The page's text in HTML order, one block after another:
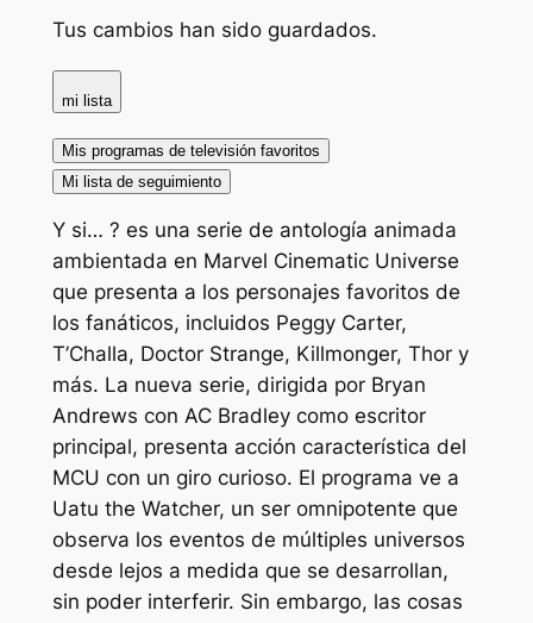
Tus cambios han sido guardados.
mi lista
Mis programas de televisión favoritos
Mi lista de seguimiento
Y si… ? es una serie de antología animada
ambientada en Marvel Cinematic Universe
que presenta a los personajes favoritos de
los fanáticos, incluidos Peggy Carter,
T’Challa, Doctor Strange, Killmonger, Thor y
más. La nueva serie, dirigida por Bryan
Andrews con AC Bradley como escritor
principal, presenta acción característica del
MCU con un giro curioso. El programa ve a
Uatu the Watcher, un ser omnipotente que
observa los eventos de múltiples universos
desde lejos a medida que se desarrollan,
sin poder interferir. Sin embargo, las cosas